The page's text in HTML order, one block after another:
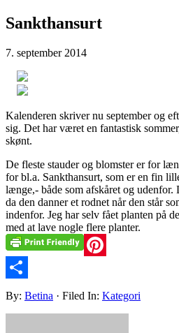
Sankthansurt
7. september 2014
Kalenderen skriver nu september og
sig. Det har været en fantastisk
skønt.
De fleste stauder og blomster er for
for bl.a. Sankthansurt, som er en fin
længe,- både som afskåret og
da den danner et rodnet når den står
indenfor. Jeg har selv fået planten på
med at lave nogle flere planter.
Pinterest
Share
By: Betina · Filed In: Kategori